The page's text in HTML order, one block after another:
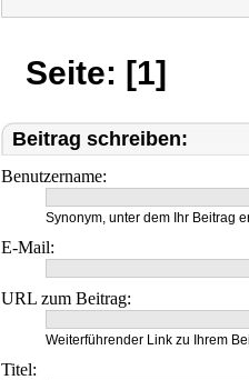
Seite: [1]
Beitrag schreiben:
Benutzername:
Synonym, unter dem Ihr Beitrag
E-Mail:
URL zum Beitrag:
Weiterführender Link zu Ihrem
Titel: